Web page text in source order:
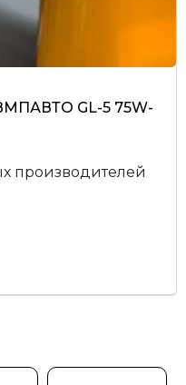
GL-5 75W-
производителей